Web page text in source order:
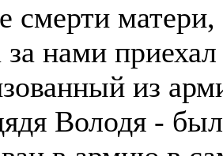
смерти матери,
за нами приехал
из
Володя - был